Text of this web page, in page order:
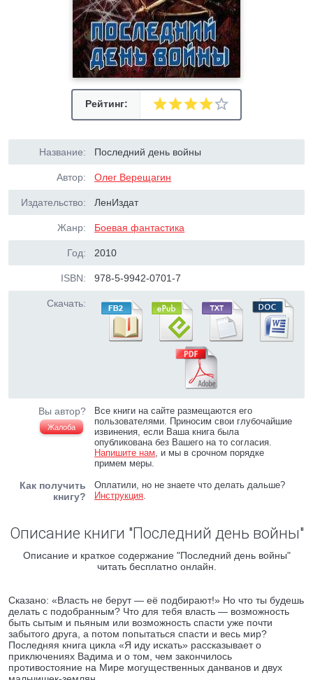
Рейтинг:
Название: Последний день войны
Автор: Олег Верещагин
Издательство: ЛенИздат
Жанр: Боевая фантастика
Год: 2010
ISBN: 978-5-9942-0701-7
Скачать:
Вы автор?
Жалоба
Все книги на сайте размещаются его
пользователями. Приносим свои глубочайшие
извинения, если Ваша книга была
опубликована без Вашего на то согласия.
Напишите нам, и мы в срочном порядке
примем меры.
Как получить
книгу?
Оплатили, но не знаете что делать дальше?
Инструкция.
Описание книги "Последний день войны"
Описание и краткое содержание "Последний день войны"
читать бесплатно онлайн.
Сказано: «Власть не берут — её подбирают!» Но что ты будешь
делать с подобранным? Что для тебя власть — возможность
быть сытым и пьяным или возможность спасти уже почти
забытого друга, а потом попытаться спасти и весь мир?
Последняя книга цикла «Я иду искать» рассказывает о
приключениях Вадима и о том, чем закончилось
противостояние на Мире могущественных данванов и двух